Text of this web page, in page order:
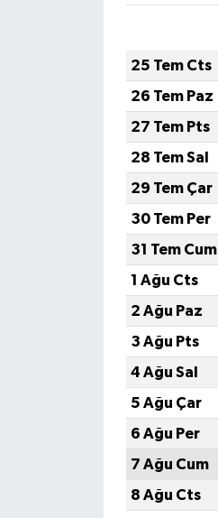
25 Tem Cts
26 Tem Paz
27 Tem Pts
28 Tem Sal
29 Tem Çar
30 Tem Per
31 Tem Cum
1 Ağu Cts
2 Ağu Paz
3 Ağu Pts
4 Ağu Sal
5 Ağu Çar
6 Ağu Per
7 Ağu Cum
8 Ağu Cts